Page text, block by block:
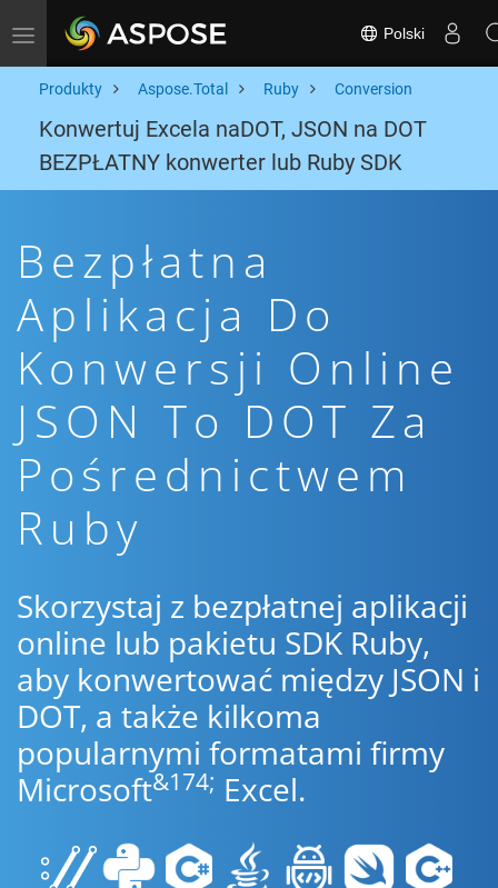
Toggle navigation Polski
Produkty Aspose.Total Ruby Conversion
Konwertuj Excela naDOT, JSON na DOT
BEZPŁATNY konwerter lub Ruby SDK
Bezpłatna
Aplikacja Do
Konwersji Online
JSON To DOT Za
Pośrednictwem
Ruby
Skorzystaj z bezpłatnej aplikacji
online lub pakietu SDK Ruby,
aby konwertować między JSON i
DOT, a także kilkoma
popularnymi formatami firmy
Microsoft&174; Excel.